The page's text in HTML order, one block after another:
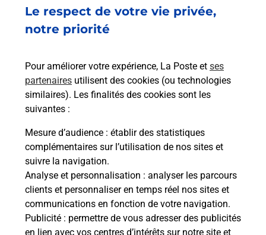
Le respect de votre vie privée,
notre priorité
Pour améliorer votre expérience, La Poste et ses
partenaires utilisent des cookies (ou technologies
similaires). Les finalités des cookies sont les
suivantes :
Mesure d’audience : établir des statistiques
complémentaires sur l’utilisation de nos sites et
suivre la navigation.
Analyse et personnalisation : analyser les parcours
clients et personnaliser en temps réel nos sites et
communications en fonction de votre navigation.
Publicité : permettre de vous adresser des publicités
en lien avec vos centres d’intérêts sur notre site et
21 BOULEVARD CHARLES DE GAULLE
31800 ST GAUDENS
Malin !
La Poste
en ligne
Ouvert 24h/24
En savoir plus